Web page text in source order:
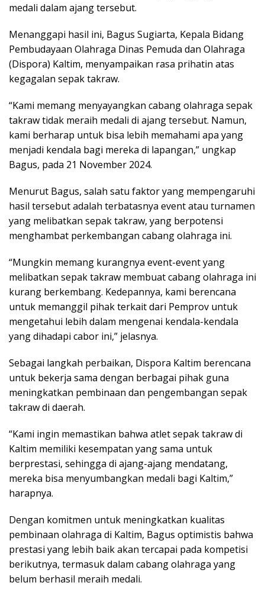
medali dalam ajang tersebut.
Menanggapi hasil ini, Bagus Sugiarta, Kepala Bidang
Pembudayaan Olahraga Dinas Pemuda dan Olahraga
(Dispora) Kaltim, menyampaikan rasa prihatin atas
kegagalan sepak takraw.
“Kami memang menyayangkan cabang olahraga sepak
takraw tidak meraih medali di ajang tersebut. Namun,
kami berharap untuk bisa lebih memahami apa yang
menjadi kendala bagi mereka di lapangan,” ungkap
Bagus, pada 21 November 2024.
Menurut Bagus, salah satu faktor yang mempengaruhi
hasil tersebut adalah terbatasnya event atau turnamen
yang melibatkan sepak takraw, yang berpotensi
menghambat perkembangan cabang olahraga ini.
“Mungkin memang kurangnya event-event yang
melibatkan sepak takraw membuat cabang olahraga ini
kurang berkembang. Kedepannya, kami berencana
untuk memanggil pihak terkait dari Pemprov untuk
mengetahui lebih dalam mengenai kendala-kendala
yang dihadapi cabor ini,” jelasnya.
Sebagai langkah perbaikan, Dispora Kaltim berencana
untuk bekerja sama dengan berbagai pihak guna
meningkatkan pembinaan dan pengembangan sepak
takraw di daerah.
“Kami ingin memastikan bahwa atlet sepak takraw di
Kaltim memiliki kesempatan yang sama untuk
berprestasi, sehingga di ajang-ajang mendatang,
mereka bisa menyumbangkan medali bagi Kaltim,”
harapnya.
Dengan komitmen untuk meningkatkan kualitas
pembinaan olahraga di Kaltim, Bagus optimistis bahwa
prestasi yang lebih baik akan tercapai pada kompetisi
berikutnya, termasuk dalam cabang olahraga yang
belum berhasil meraih medali.